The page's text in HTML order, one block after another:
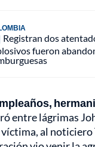
Registran dos
fueron
entre lágrimas
al noticiero